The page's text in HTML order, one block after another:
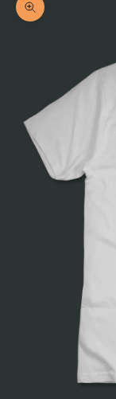
Bild vergrößern